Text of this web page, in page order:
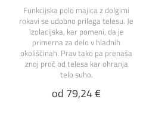
Funkcijska polo majica z dolgimi
rokavi se udobno prilega telesu. Je
izolacijska, kar pomeni, da je
primerna za delo v hladnih
okoliščinah. Prav tako pa prenaša
znoj proč od telesa kar ohranja
telo suho.
od 79,24 €